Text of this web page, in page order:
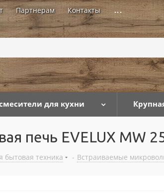
Партнерам Контакты ...
для кухни
печь EVELUX MW
бытовая техника - Встраиваемые